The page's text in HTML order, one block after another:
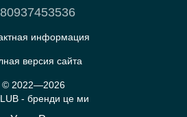
информация
версия сайта
© 2022—2026
- бренди це ми